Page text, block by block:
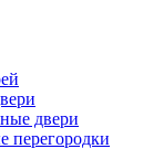
двери
перегородки